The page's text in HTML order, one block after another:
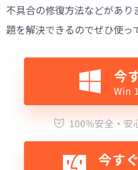
不具合の修復方法などがあり
題を解決できるのでぜひ使っ